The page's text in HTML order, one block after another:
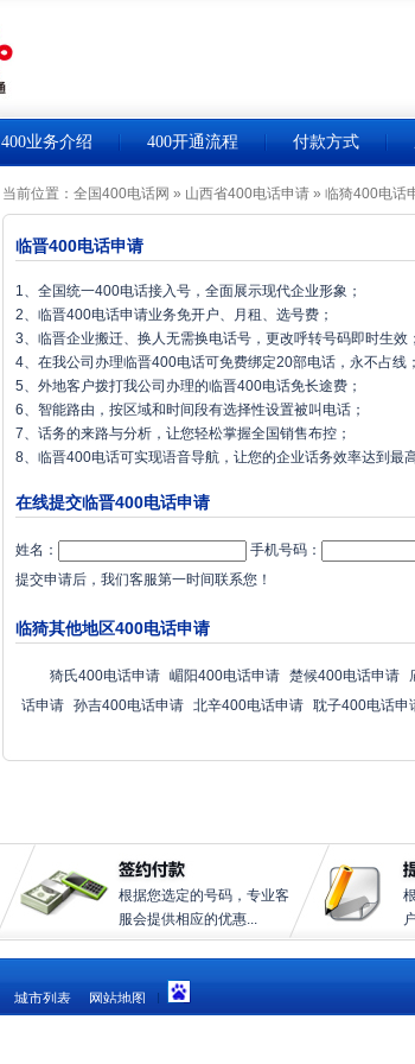
400业务介绍 400开通流程 付款方式
当前位置： 全国400电话网 » 山西省400电话申请 » 临猗400电话
临晋400电话申请
1、全国统一400电话接入号，全面展示现代企业形象；
2、临晋400电话申请业务免开户、月租、选号费；
3、临晋企业搬迁、换人无需换电话号，更改呼转号码即时生效；
4、在我公司办理临晋400电话可免费绑定20部电话，永不占线；
5、外地客户拨打我公司办理的临晋400电话免长途费；
6、智能路由，按区域和时间段有选择性设置被叫电话；
7、话务的来路与分析，让您轻松掌握全国销售布控；
8、临晋400电话可实现语音导航，让您的企业话务效率达到最高
在线提交临晋400电话申请
姓名：
手机号码：
提交申请后，我们客服第一时间联系您！
临猗其他地区400电话申请
猗氏400电话申请 嵋阳400电话申请 楚候400电话申请
话申请 孙吉400电话申请 北辛400电话申请 耽子400电话申
根据您选定的号码，专业客
服会提供相应的优惠...
城市列表 网站地图